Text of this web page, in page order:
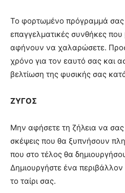
Το φορτωμένο πρόγραμμά σας
επαγγελματικές συνθήκες
αφήνουν να χαλαρώσετε.
χρόνο για τον εαυτό σας και
βελτίωση της φυσικής σας
ΖΥΓΟΣ
Μην αφήσετε τη ζήλεια να σας
σκέψεις που θα ξυπνήσουν
που στο τέλος θα
Δημιουργήστε ένα
το ταίρι σας.